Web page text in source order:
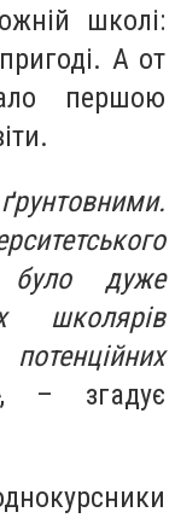
школі:
А от
першою
було дуже
школярів
, – згадує